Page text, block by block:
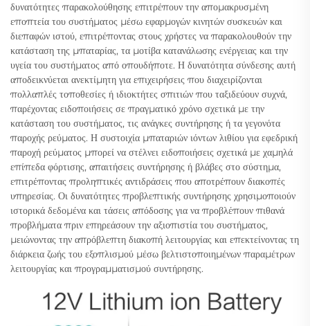
δυνατότητες παρακολούθησης επιτρέπουν την απομακρυσμένη
εποπτεία του συστήματος μέσω εφαρμογών κινητών συσκευών και
διεπαφών ιστού, επιτρέποντας στους χρήστες να παρακολουθούν την
κατάσταση της μπαταρίας, τα μοτίβα κατανάλωσης ενέργειας και την
υγεία του συστήματος από οπουδήποτε. Η δυνατότητα σύνδεσης αυτή
αποδεικνύεται ανεκτίμητη για επιχειρήσεις που διαχειρίζονται
πολλαπλές τοποθεσίες ή ιδιοκτήτες σπιτιών που ταξιδεύουν συχνά,
παρέχοντας ειδοποιήσεις σε πραγματικό χρόνο σχετικά με την
κατάσταση του συστήματος, τις ανάγκες συντήρησης ή τα γεγονότα
παροχής ρεύματος. Η συστοιχία μπαταριών ιόντων λιθίου για εφεδρική
παροχή ρεύματος μπορεί να στέλνει ειδοποιήσεις σχετικά με χαμηλά
επίπεδα φόρτισης, απαιτήσεις συντήρησης ή βλάβες στο σύστημα,
επιτρέποντας προληπτικές αντιδράσεις που αποτρέπουν διακοπές
υπηρεσίας. Οι δυνατότητες προβλεπτικής συντήρησης χρησιμοποιούν
ιστορικά δεδομένα και τάσεις απόδοσης για να προβλέπουν πιθανά
προβλήματα πριν επηρεάσουν την αξιοπιστία του συστήματος,
μειώνοντας την απρόβλεπτη διακοπή λειτουργίας και επεκτείνοντας τη
διάρκεια ζωής του εξοπλισμού μέσω βελτιστοποιημένων παραμέτρων
λειτουργίας και προγραμματισμού συντήρησης.